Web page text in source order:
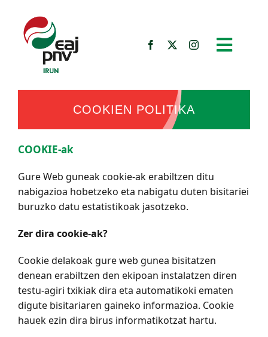
content
COOKIEN POLITIKA
COOKIE-ak
Gure Web guneak cookie-ak erabiltzen ditu
nabigazioa hobetzeko eta nabigatu duten bisitariei
buruzko datu estatistikoak jasotzeko.
Zer dira cookie-ak?
Cookie delakoak gure web gunea bisitatzen
denean erabiltzen den ekipoan instalatzen diren
testu-agiri txikiak dira eta automatikoki ematen
digute bisitariaren gaineko informazioa. Cookie
hauek ezin dira birus informatikotzat hartu.